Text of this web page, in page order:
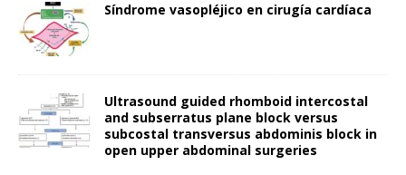
Síndrome vasopléjico en cirugía cardíaca
Ultrasound guided rhomboid intercostal
and subserratus plane block versus
subcostal transversus abdominis block in
open upper abdominal surgeries